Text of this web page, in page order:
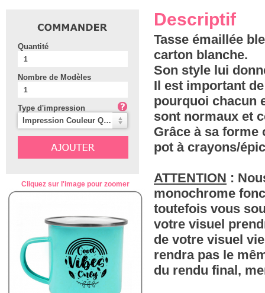
Quantité
Nombre de Modèles
Type d'impression
Impression Couleur Quadri
Cliquez sur l'image pour zoomer
Descriptif
Tasse émaillée
carton blanche.
Son style lui
Il est important
pourquoi chacun
sont normaux et
Grâce à sa
pot à crayons/
ATTENTION :
monochrome
toutefois vous
votre visuel
de votre visuel
rendra pas le
du rendu final,